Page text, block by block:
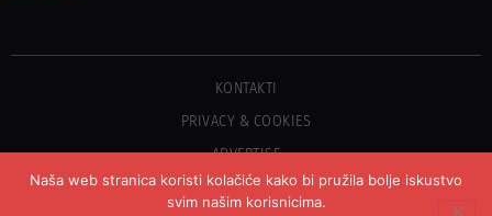
©2023 COPYRIGHT OSLOBOĐENJE - SVA PRAVA PRIDRŽANA
KONTAKTI
PRIVACY & COOKIES
ADVERTISE
Naša web stranica koristi kolačiće kako bi pružila bolje iskustvo
svim našim korisnicima.